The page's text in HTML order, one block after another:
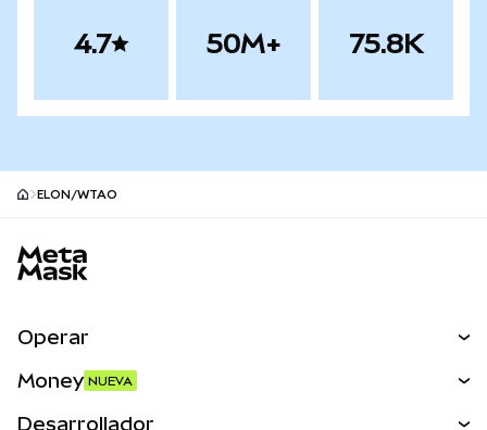
4.7 50M+ 75.8K
ELON/WTAO
Operar
Money NUEVA
Desarrollador